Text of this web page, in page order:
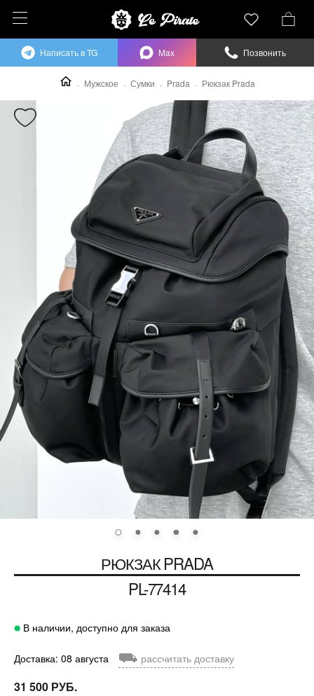
Мужское Сумки Prada Рюкзак Prada
РЮКЗАК PRADA
PL-77414
В наличии, доступно для заказа
Доставка: 08 августа ⛟ рассчитать доставку
31 500 РУБ.
Написать в TG Max Позвонить